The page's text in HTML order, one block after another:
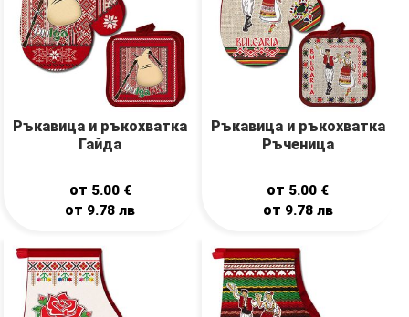
Ръкавицa и ръкохваткa
Гайда
от 5.00 €
от 9.78лв
Ръкавицa и ръкохваткa
Ръченица
от 5.00 €
от 9.78 лв